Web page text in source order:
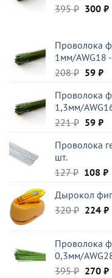
395₽
395 ₽.
300 ₽
Проволока
1мм/AWG18
208₽
208 ₽.
59 ₽
Проволока
1,3мм/
221₽ 59 ₽
Проволока
шт.
127₽
127 ₽.
108 ₽
Дырокол
320₽
320 ₽.
224 ₽
Проволока
0,3мм/
395₽ 270 ₽